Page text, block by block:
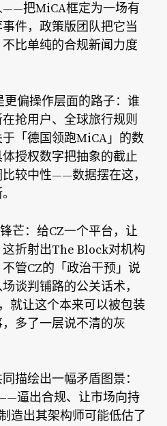
——把MiCA框定为一场有
件，政策版团队把它当
比单纯的合规新闻力度
更偏操作层面的路子：谁
抢用户、全球旅行规则
「德国领跑MiCA」的数
授权数字把抽象的截止
较中性——数据摆在这，
芒：给CZ一个平台，让
折射出The Block对机构
管CZ的「政治干预」说
谈判铺路的公关话术，
就让这个本来可以被包装
多了一层说不清的灰
描绘出一幅矛盾图景：
逼出合规、让市场向持
造出其架构师可能低估了